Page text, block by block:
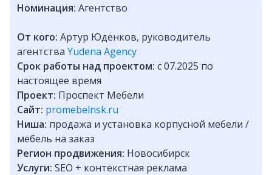
Номинация: Агентство
От кого: Артур Юденков, руководитель
агентства Yudena Agency
Срок работы над проектом: с07.2025 по
настоящее время
Проект: Проспект Мебели
Сайт: promebelnsk.ru
Ниша: продажа и установка корпусной мебели /
мебель на заказ
Регион продвижения: Новосибирск
Услуги: SEO + контекстная реклама